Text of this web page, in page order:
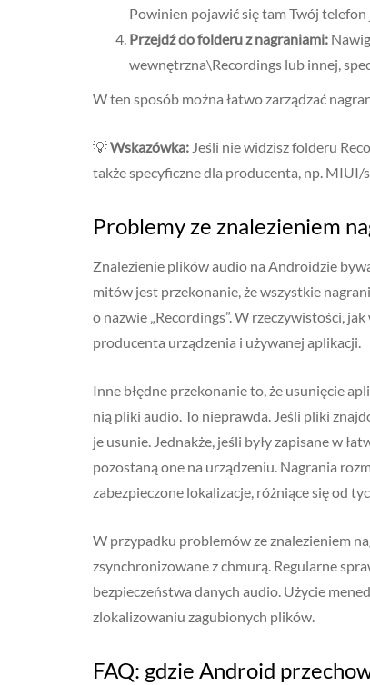
Powinien pojawić się tam Twój
Przejdź do folderu z nagraniami:
wewnętrzna\Recordings lub innej,
W ten sposób można łatwo zarządzać
💡Wskazówka: Jeśli nie widzisz folderu
także specyficzne dla producenta, np. MIUI/
Problemy ze znalezieniem
Znalezienie plików audio na Androidzie
mitów jest przekonanie, że wszystkie
o nazwie „Recordings”. W rzeczywistości,
producenta urządzenia i używanej aplikacji.
Inne błędne przekonanie to, że usunięcie
nią pliki audio. To nieprawda. Jeśli pliki
je usunie. Jednakże, jeśli były zapisane w
pozostaną one na urządzeniu. Nagrania
zabezpieczone lokalizacje, różniące się od
W przypadku problemów ze znalezieniem
zsynchronizowane z chmurą. Regularne
bezpieczeństwa danych audio. Użycie
zlokalizowaniu zagubionych plików.
FAQ: gdzie Android